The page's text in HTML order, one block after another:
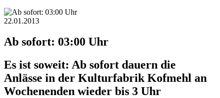
22.01.2013
Ab sofort: 03:00 Uhr
Es ist soweit: Ab sofort dauern die
Anlässe in der Kulturfabrik Kofmehl an
Wochenenden wieder bis 3 Uhr